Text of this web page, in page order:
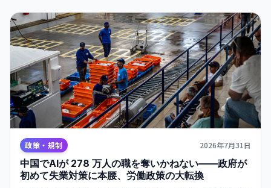
政策・規制 2026年7月31日
中国でAIが 278 万人の職を奪いかねない——政府が
初めて失業対策に本腰、労働政策の大転換